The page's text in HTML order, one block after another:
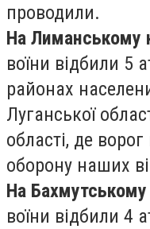
проводили.
На Лиманському
воїни відбили 5
районах
Луганської
області, де
оборону наших
На
воїни відбили 4